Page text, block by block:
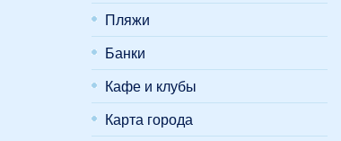
Пляжи
Банки
Кафе и клубы
Карта города